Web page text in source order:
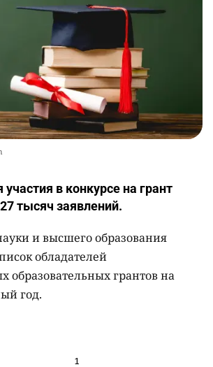
участия в конкурсе на грант
тысяч заявлений.
и высшего образования
обладателей
образовательных грантов на
год.